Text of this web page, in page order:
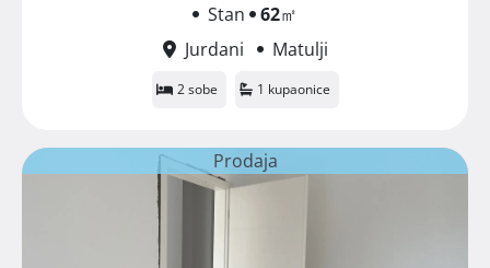
Stan 62㎡
Jurdani
Matulji
2 sobe 1 kupaonice
Prodaja